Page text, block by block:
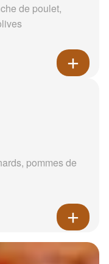
de poulet,
pommes de